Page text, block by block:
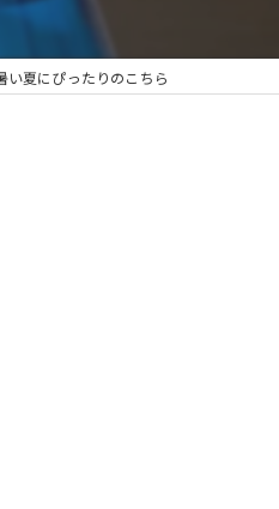
い夏にぴったりのこちら